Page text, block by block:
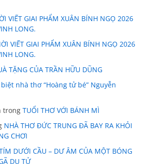
VIẾT GIAI PHẨM XUÂN BÍNH NGỌ 2026
LONG.
VIẾT GIAI PHẨM XUÂN BÍNH NGỌ 2026
LONG.
TẶNG CỦA TRẦN HỮU DŨNG
nhà thơ “Hoàng tử bé” Nguyễn
trongTUỔI THƠ VỚI BÁNH MÌ
NHÀ THƠ ĐỨC TRUNG ĐÃ BAY RA KHỎI
CHƠI
DƯỚI CẦU – DƯ ÂM CỦA MỘT BÓNG
DU TỬ